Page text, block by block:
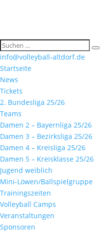
info@volleyball-altdorf.de
Startseite
News
Tickets
2. Bundesliga 25/26
Teams
Damen 2 – Bayernliga 25/26
Damen 3 – Bezirksliga 25/26
Damen 4 – Kreisliga 25/26
Damen 5 – Kreisklasse 25/26
Jugend weiblich
Mini-Löwen/Ballspielgruppe
Trainingszeiten
Volleyball Camps
Veranstaltungen
Sponsoren